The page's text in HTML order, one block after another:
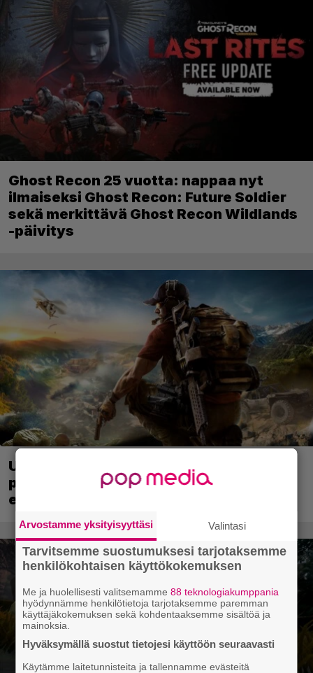
Ghost Recon 25 vuotta: nappaa nyt
ilmaiseksi Ghost Recon: Future Soldier
sekä merkittävä Ghost Recon Wildlands
-päivitys
Ubisoft vahvisti uuden Ghost Recon -
pelin – kutsuu pelaajat mukaan
ennakkotestiin
Arvostamme yksityisyyttäsi Valintasi
Tarvitsemme suostumuksesi tarjotaksemme
henkilökohtaisen käyttökokemuksen
Me ja huolellisesti valitsemamme88 teknologiakumppania
hyödynnämme henkilötietoja tarjotaksemme paremman
käyttäjäkokemuksen sekä kohdentaaksemme sisältöä ja
mainoksia.
Hyväksymällä suostut tietojesi käyttöön seuraavasti
Käytämme laitetunnisteita ja tallennamme evästeitä